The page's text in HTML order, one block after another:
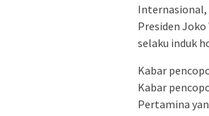
Internasional,
Presiden
selaku induk
Kabar
Kabar
Pertamina